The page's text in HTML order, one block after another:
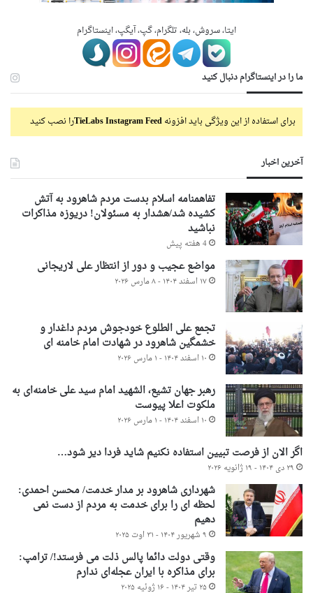
ایتا، سروش، بله، تلگرام، گپ، آیگپ، اینستاگرام
ما را در اینستاگرام دنبال کنید
برای استفاده از این ویژگی باید افزونهTieLabs Instagram Feedرا نصب کنید
آخرین اخبار
تفاهمنامه اسلام بدست مردم شاهرود به آتش
کشیده شد/هشدار به مسئولان! دریوزه مذاکرات
نباشید
4 هفته پیش
مواضع عجیب و دور از انتظار علی لاریجانی
۱۷ اسفند ۱۴۰۴ - ۸ مارس ۲۰۲۶
تجمع علی الطلوع خودجوش مردم داغدار و
خشمگین شاهرود در شهادت امام خامنه ای
۱۰ اسفند ۱۴۰۴ - ۱ مارس ۲۰۲۶
رهبر جهان تشیع، الشهید امام سید علی خامنه‌ای به
ملکوت اعلا پیوست
۱۰ اسفند ۱۴۰۴ - ۱ مارس ۲۰۲۶
اگر الان از فرصت تبیین استفاده نکنیم شاید فردا دیر شود…
۲۹ دی ۱۴۰۴ - ۱۹ ژانویه ۲۰۲۶
شهرداری شاهرود بر مدار خدمت/ محسن احمدی:
لحظه ای را برای خدمت به مردم از دست نمی
دهیم
۹ شهریور ۱۴۰۴ - ۳۱ اوت ۲۰۲۵
وقتی دولت دائما پالس ذلت می فرستد!/ ترامپ:
برای مذاکره با ایران عجله‌ای ندارم
۲۵ تیر ۱۴۰۴ - ۱۶ ژوئیه ۲۰۲۵